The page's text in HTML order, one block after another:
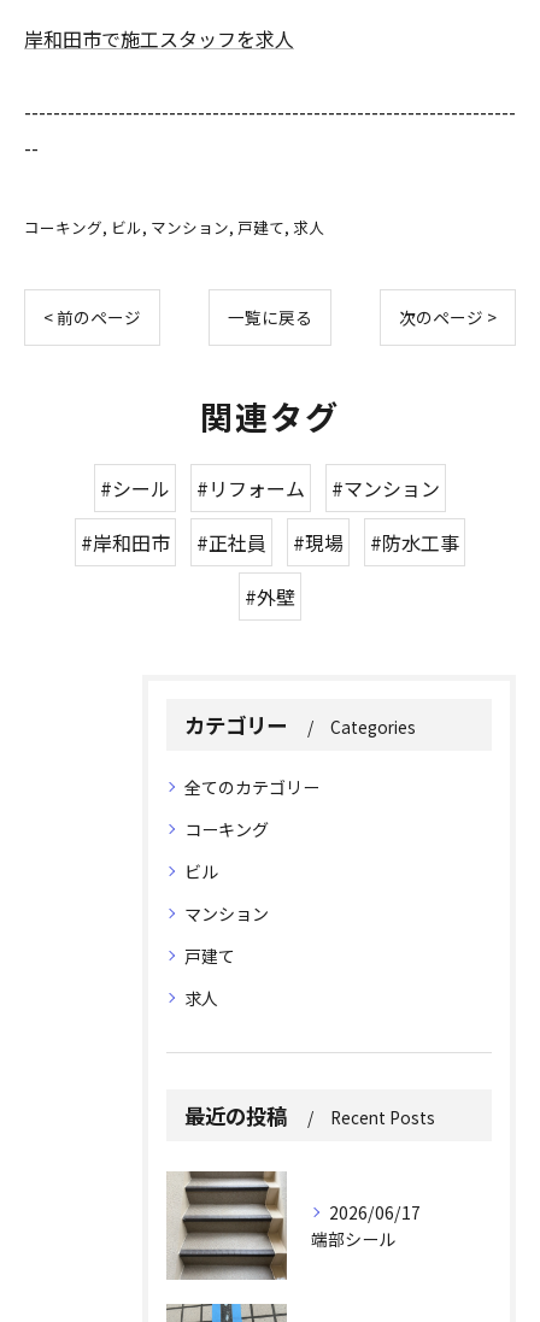
岸和田市で施工スタッフを求人
--------------------------------------------------------------------
--
コーキング ビル マンション 戸建て 求人
< 前のページ 一覧に戻る 次のページ >
関連タグ
#シール #リフォーム
#マンション
#岸和田市
#正社員 #現場
#防水工事
#外壁
カテゴリー Categories
全てのカテゴリー
コーキング
ビル
マンション
戸建て
求人
最近の投稿 Recent Posts
2026/06/17
端部シール